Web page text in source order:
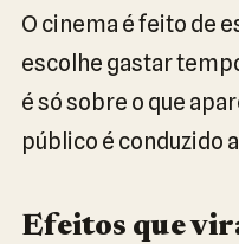
O cinema é feito de
escolhe gastar
é só sobre o que
público é conduzido
Efeitos que